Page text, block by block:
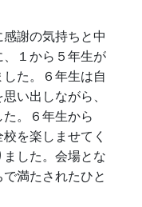
謝の気持ちと中
１から５年生が
た。６年生は自
い出しながら、
。６年生から
を楽しませてく
した。会場とな
満たされたひと